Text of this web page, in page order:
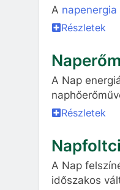
A napenergia
Részletek
A Nap
Részletek
A Nap
időszakos